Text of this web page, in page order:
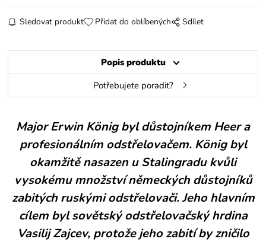
Sledovat produkt Přidat do oblíbených Sdílet
Popis produktu
Potřebujete poradit?
Major Erwin König byl důstojníkem Heer a
profesionálním odstřelovačem. König byl
okamžitě nasazen u Stalingradu kvůli
vysokému množství německých důstojníků
zabitých ruskými odstřelovači. Jeho hlavním
cílem byl sovětský odstřelovačský hrdina
Vasilij Zajcev, protože jeho zabití by zničilo